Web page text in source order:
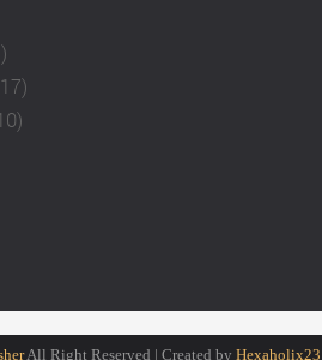
All Right Reserved | Created by Hexaholix23